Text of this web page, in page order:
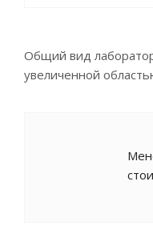
Общий вид
увеличенной